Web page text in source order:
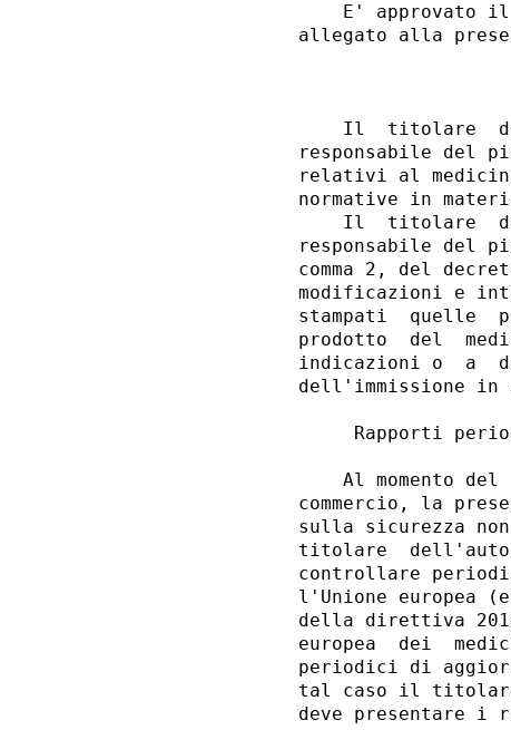
E' approvato
allegato alla
Il  titolare
responsabile del
relativi al
normative in
Il  titolare
responsabile del
comma 2, del
modificazioni e
stampati  quelle
prodotto  del
indicazioni o  a
dell'immissione in
Rapporti
Al momento del
commercio, la
sulla sicurezza
titolare
controllare
l'Unione europea
della direttiva
europea  dei
periodici di
tal caso il titolare
deve presentare i